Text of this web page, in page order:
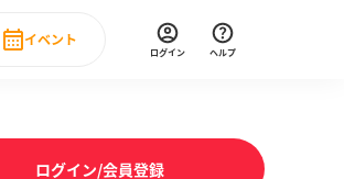
イベント
直近のイベント一覧
ログイン ヘルプ
ログイン/会員登録